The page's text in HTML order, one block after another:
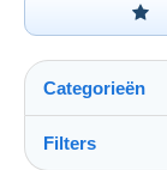
Categorieën
Filters